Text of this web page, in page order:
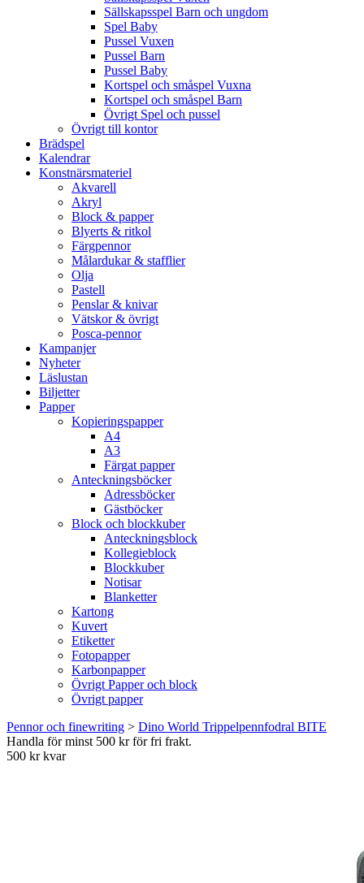
Sällskapsspel Barn och ungdom
Spel Baby
Pussel Vuxen
Pussel Barn
Pussel Baby
Kortspel och småspel Vuxna
Kortspel och småspel Barn
Övrigt Spel och pussel
Övrigt till kontor
Brädspel
Kalendrar
Konstnärsmateriel
Akvarell
Akryl
Block & papper
Blyerts & ritkol
Färgpennor
Målardukar & stafflier
Olja
Pastell
Penslar & knivar
Vätskor & övrigt
Posca-pennor
Kampanjer
Nyheter
Läslustan
Biljetter
Papper
Kopieringspapper
A4
A3
Färgat papper
Anteckningsböcker
Adressböcker
Gästböcker
Block och blockkuber
Anteckningsblock
Kollegieblock
Blockkuber
Notisar
Blanketter
Kartong
Kuvert
Etiketter
Fotopapper
Karbonpapper
Övrigt Papper och block
Övrigt papper
Pennor och finewriting > Dino World Trippelpennfodral BITE
Handla för minst 500 kr för fri frakt.
500 kr kvar